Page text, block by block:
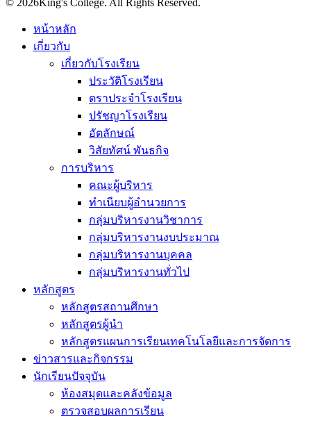
หน้าหลัก
เกี่ยวกับ
เกี่ยวกับโรงเรียน
ประวัติโรงเรียน
ตราประจำโรงเรียน
ปรัชญาโรงเรียน
อัตลักษณ์
วิสัยทัศน์ พันธกิจ
การบริหาร
คณะผู้บริหาร
ทำเนียบผู้อำนวยการ
กลุ่มบริหารงานวิชาการ
กลุ่มบริหารงานงบประมาณ
กลุ่มบริหารงานบุคคล
กลุ่มบริหารงานทั่วไป
หลักสูตร
หลักสูตรสถานศึกษา
หลักสูตรผู้นำ
หลักสูตรแผนการเรียนเทคโนโลยีและการจัดการ
ข่าวสารและกิจกรรม
นักเรียนปัจจุบัน
ห้องสมุดและคลังข้อมูล
ตรวจสอบผลการเรียน